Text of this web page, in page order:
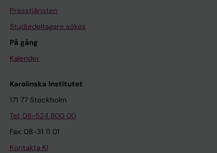
Presstjänsten
Studiedeltagare sökes
På gång
Kalender
Karolinska Institutet
171 77 Stockholm
Tel: 08-524 800 00
Fax: 08-31 11 01
Kontakta KI